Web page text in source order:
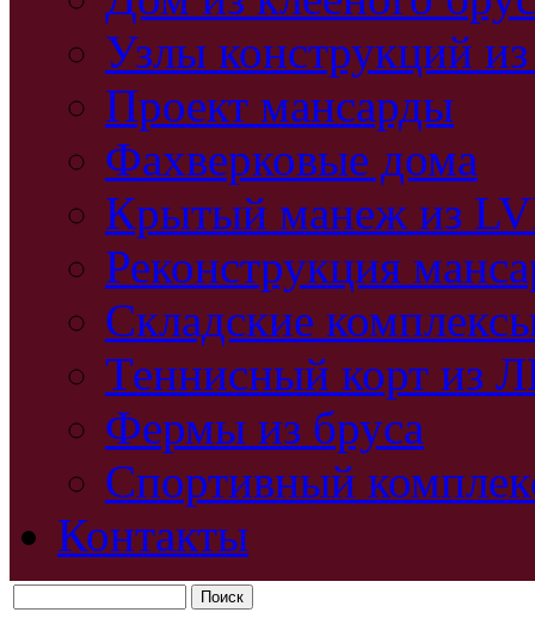
Узлы конструкций
Проект мансарды
Фахверковые дома
Крытый манеж из
Реконструкция
Складские
Теннисный корт из
Фермы из бруса
Спортивный
Контакты